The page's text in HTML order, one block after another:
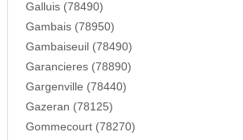
Galluis (78490)
Gambais (78950)
Gambaiseuil (78490)
Garancieres (78890)
Gargenville (78440)
Gazeran (78125)
Gommecourt (78270)